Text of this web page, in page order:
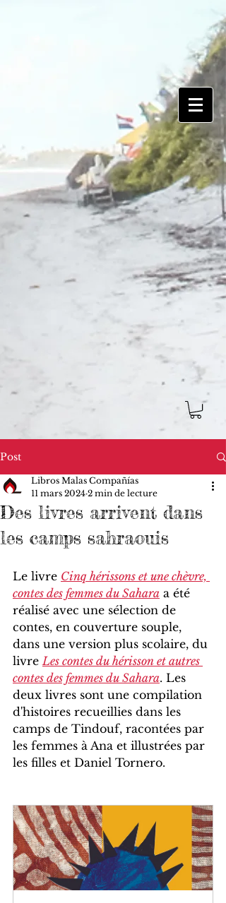
Post
Des livres arrivent dans
les camps sahraouis
Libros Malas Compañías
11 mars 2024 2 min de lecture
Le livre Cinq hérissons et une chèvre,
contes des femmes du Sahara a été
réalisé avec une sélection de
contes, en couverture souple,
dans une version plus scolaire, du
livre Les contes du hérisson et autres
contes des femmes du Sahara. Les
deux livres sont une compilation
d'histoires recueillies dans les
camps de Tindouf, racontées par
les femmes à Ana et illustrées par
les filles et Daniel Tornero.